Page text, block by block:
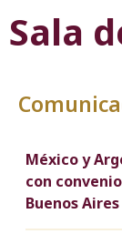
Sala
México y
con
Buenos Aires